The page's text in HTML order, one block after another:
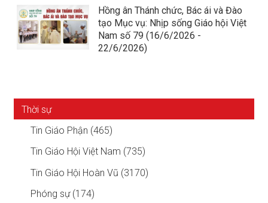
Hồng ân Thánh chức, Bác ái và Đào
tạo Mục vụ: Nhịp sống Giáo hội Việt
Nam số 79 (16/6/2026 -
22/6/2026)
Thời sự
Tin Giáo Phận (465)
Tin Giáo Hội Việt Nam (735)
Tin Giáo Hội Hoàn Vũ (3170)
Phóng sự (174)